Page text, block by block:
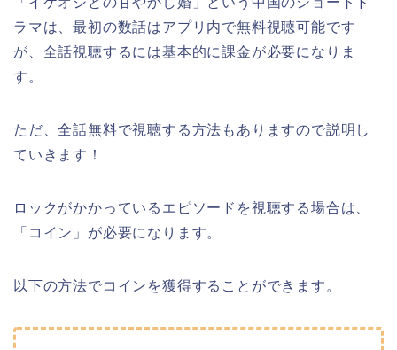
ラマは、最初の数話はアプリ内で無料視聴可能です
が、全話視聴するには基本的に課金が必要になりま
す。
ただ、全話無料で視聴する方法もありますので説明し
ていきます！
ロックがかかっているエピソードを視聴する場合は、
「コイン」が必要になります。
以下の方法でコインを獲得することができます。